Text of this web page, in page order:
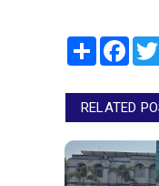
Share
RELATED